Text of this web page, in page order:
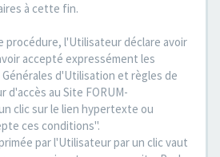
à cette fin.
procédure, l'Utilisateur déclare avoir
accepté expressément les
d'Utilisation et règles de
d'accès au Site FORUM-
clic sur le lien hypertexte ou
ces conditions".
par l'Utilisateur par un clic vaut